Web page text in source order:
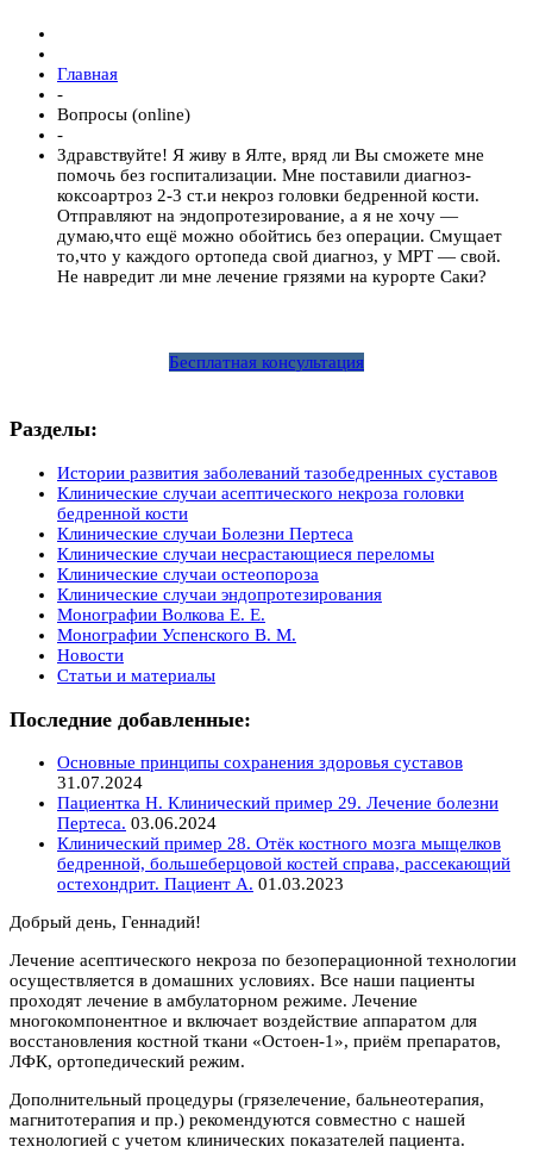
Главная
-
Вопросы (online)
-
Здравствуйте! Я живу в Ялте, вряд ли Вы сможете мне
помочь без госпитализации. Мне поставили диагноз-
коксоартроз 2-3 ст.и некроз головки бедренной кости.
Отправляют на эндопротезирование, а я не хочу —
думаю,что ещё можно обойтись без операции. Смущает
то,что у каждого ортопеда свой диагноз, у МРТ — свой.
Не навредит ли мне лечение грязями на курорте Саки?
Бесплатная консультация
Разделы:
Истории развития заболеваний тазобедренных суставов
Клинические случаи асептического некроза головки
бедренной кости
Клинические случаи Болезни Пертеса
Клинические случаи несрастающиеся переломы
Клинические случаи остеопороза
Клинические случаи эндопротезирования
Монографии Волкова Е. Е.
Монографии Успенского В. М.
Новости
Статьи и материалы
Последние добавленные:
Основные принципы сохранения здоровья суставов
31.07.2024
Пациентка Н. Клинический пример 29. Лечение болезни
Пертеса. 03.06.2024
Клинический пример 28. Отёк костного мозга мыщелков
бедренной, большеберцовой костей справа, рассекающий
остехондрит. Пациент А. 01.03.2023
Добрый день, Геннадий!
Лечение асептического некроза по безоперационной технологии
осуществляется в домашних условиях. Все наши пациенты
проходят лечение в амбулаторном режиме. Лечение
многокомпонентное и включает воздействие аппаратом для
восстановления костной ткани «Остоен-1», приём препаратов,
ЛФК, ортопедический режим.
Дополнительный процедуры (грязелечение, бальнеотерапия,
магнитотерапия и пр.) рекомендуются совместно с нашей
технологией с учетом клинических показателей пациента.